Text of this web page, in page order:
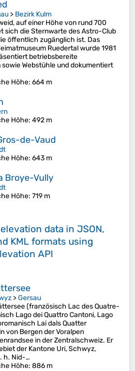
> Bezirk Kulm
auf einer Höhe von rund 700
sich die Sternwarte des Astro-Club
öffentlich zugänglich ist. Das
Ruedertal wurde 1981
betriebsbereite
Webstühle und dokumentiert
Höhe: 664 m
Höhe: 492 m
de-Vaud
Höhe: 643 m
Broye-Vully
Höhe: 719 m
data in JSON,
KML formats using
API
>Gersau
(französisch Lac des Quatre-
Lago dei Quattro Cantoni, Lago
Lai dals Quatter
von Bergen der Voralpen
in der Zentralschweiz. Er
der Kantone Uri, Schwyz,
h. Nid-…
Höhe: 886 m